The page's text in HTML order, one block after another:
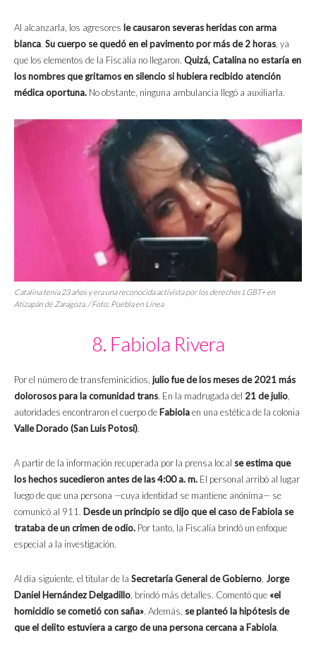
Al alcanzarla, los agresores le causaron severas heridas con arma
blanca. Su cuerpo se quedó en el pavimento por más de 2 horas, ya
que los elementos de la Fiscalía no llegaron. Quizá, Catalina no estaría en
los nombres que gritamos en silencio si hubiera recibido atención
médica oportuna. No obstante, ninguna ambulancia llegó a auxiliarla.
Catalina tenía 23 años y era una reconocida activista por los derechos LGBT+ en
Atizapán de Zaragoza. / Foto: Puebla en Línea
8. Fabiola Rivera
Por el número de transfeminicidios, julio fue de los meses de 2021 más
dolorosos para la comunidad trans. En la madrugada del 21 de julio
autoridades encontraron el cuerpo de Fabiolaen una estética de la colonia
Valle Dorado (San Luis Potosí).
A partir de la información recuperada por la prensa local se estima que
los hechos sucedieron antes de las 4:00 a. m. El personal arribó al lugar
luego de que una persona —cuya identidad se mantiene anónima— se
comunicó al 911. Desde un principio se dijo que el caso de Fabiola se
trataba de un crimen de odio. Por tanto, la Fiscalía brindó un enfoque
especial a la investigación.
Al día siguiente, el titular de la Secretaría General de Gobierno Jorge
Daniel Hernández Delgadillo , brindó más detalles. Comentó que «el
homicidio se cometió con saña». Además, se planteó la hipótesis de
que el delito estuviera a cargo de una persona cercana a Fabiola.